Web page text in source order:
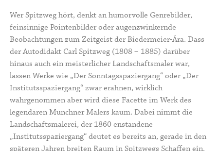
Wer Spitzweg hört, denkt an humorvolle Genrebilder,
feinsinnige Pointenbilderoder augenzwinkernde
Beobachtungen zum Zeitgeist der Biedermeier-Ära. Dass
der Autodidakt Carl Spitzweg (1808 – 1885) darüber
hinaus auch ein meisterlicher Landschaftsmaler war,
lassen Werke wie „Der Sonntagsspaziergang“oder „Der
Institutsspaziergang“ zwar erahnen, wirklich
wahrgenommen aber wird diese Facette im Werk des
legendären Münchner Malers kaum. Dabei nimmt die
Landschaftsmalerei, der 1860 enstandene
„Institutsspaziergang“ deutet es bereits an, gerade in den
späteren Jahren breiten Raum in Spitzwegs Schaffen ein.